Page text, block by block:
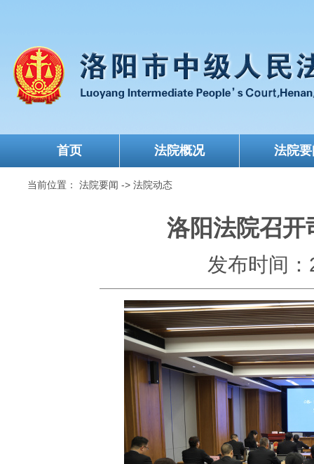
首页 法院概况 法院
当前位置：法院要闻 ->法院动态
洛阳法院召开
发布时间